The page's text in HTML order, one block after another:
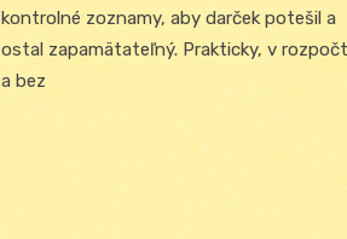
kontrolné zoznamy, aby darček potešil a
ostal zapamätateľný. Prakticky, v
a bez